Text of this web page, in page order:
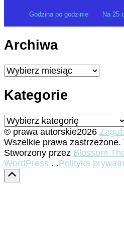
Godzina po godzinie Na 25
Archiwa
Archiwa
Kategorie
Kategorie
© prawa autorskie2026
Wszelkie prawa zastrzeżone.
Stworzony przez Blossom
WordPress . .Polityka